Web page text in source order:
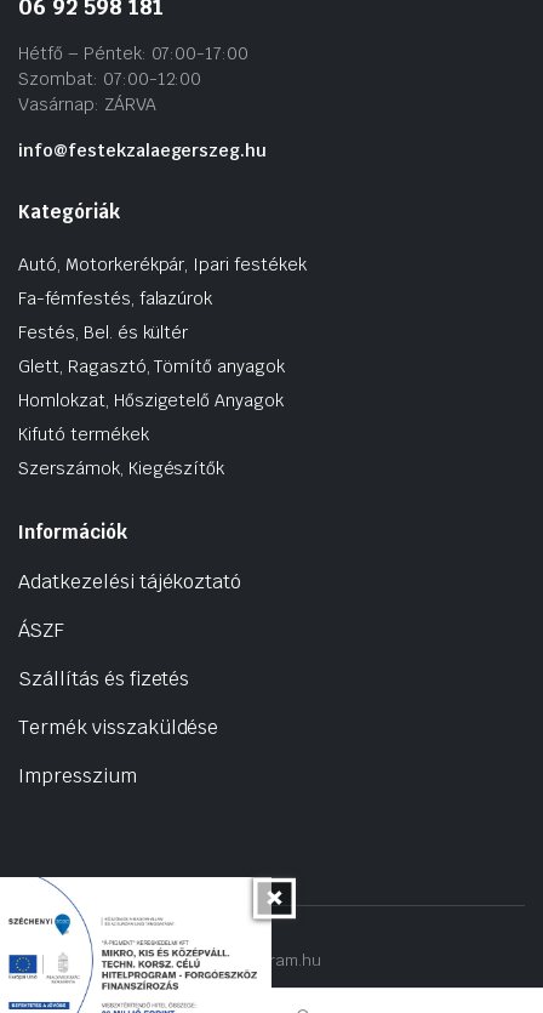
06 92 598 181
Hétfő – Péntek: 07:00-17:00
Szombat: 07:00-12:00
Vasárnap: ZÁRVA
info@festekzalaegerszeg.hu
Kategóriák
Autó, Motorkerékpár, Ipari festékek
Fa-fémfestés, falazúrok
Festés, Bel. és kültér
Glett, Ragasztó, Tömítő anyagok
Homlokzat, Hőszigetelő Anyagok
Kifutó termékek
Szerszámok, Kiegészítők
Információk
Adatkezelési tájékoztató
ÁSZF
Szállítás és fizetés
Termék visszaküldése
Impresszium
Copyright 2022 © hogyantalaljanakram.hu